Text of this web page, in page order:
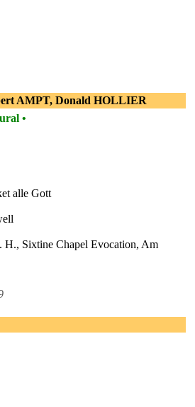
AMPT, Donald HOLLIER
•
alle Gott
Sixtine Chapel Evocation, Am